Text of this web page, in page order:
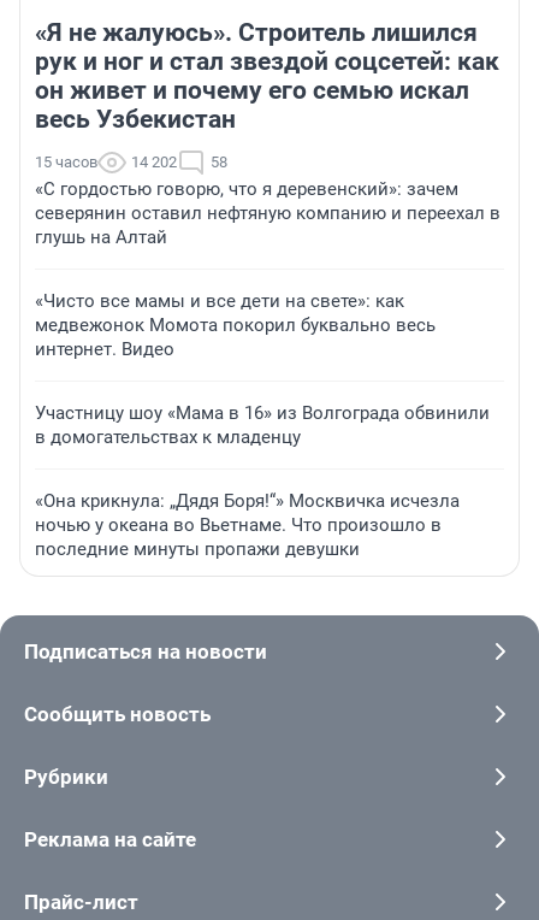
«Я не жалуюсь». Строитель лишился
рук и ног и стал звездой соцсетей: как
он живет и почему его семью искал
весь Узбекистан
15 часов 14 202 58
«С гордостью говорю, что я деревенский»: зачем
северянин оставил нефтяную компанию и переехал в
глушь на Алтай
«Чисто все мамы и все дети на свете»: как
медвежонок Момота покорил буквально весь
интернет. Видео
Участницу шоу «Мама в 16» из Волгограда обвинили
в домогательствах к младенцу
«Она крикнула: „Дядя Боря!“» Москвичка исчезла
ночью у океана во Вьетнаме. Что произошло в
последние минуты пропажи девушки
Подписаться на новости
Сообщить новость
Рубрики
Реклама на сайте
Прайс-лист